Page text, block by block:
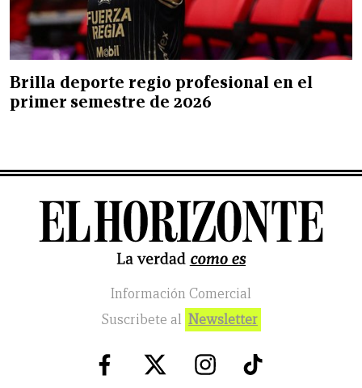
Brilla deporte regio profesional en el
primer semestre de 2026
Información Comercial
Suscribete al Newsletter